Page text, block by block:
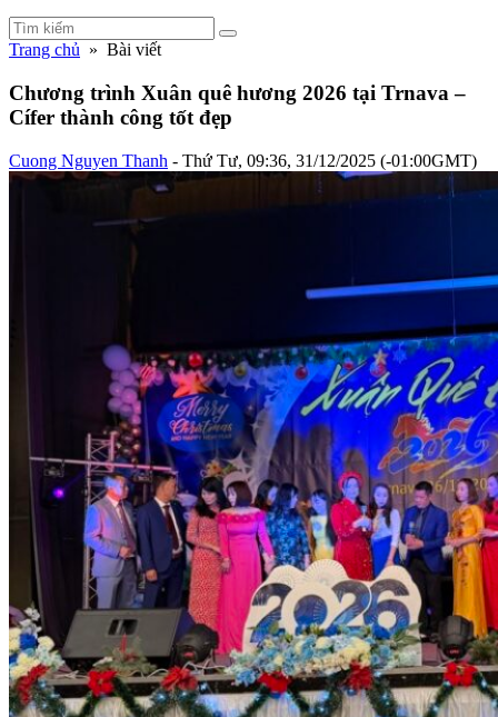
Trang chủ » Bài viết
Chương trình Xuân quê hương 2026 tại Trnava –
Cífer thành công tốt đẹp
Cuong Nguyen Thanh - Thứ Tư, 09:36, 31/12/2025 (-01:00GMT)